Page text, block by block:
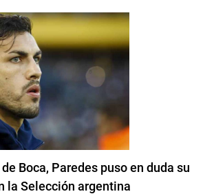
Boca, Paredes puso en duda su
la Selección argentina